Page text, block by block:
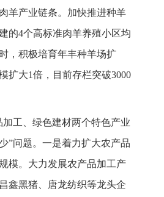
羊产业链条。加快推进种羊
的4个高标准肉羊养殖小区均
，积极培育年丰种羊场扩
扩大1倍，目前存栏突破3000
工、绿色建材两个特色产业
”问题。一是着力扩大农产品
模。大力发展农产品加工产
鑫黑猪、唐龙纺织等龙头企